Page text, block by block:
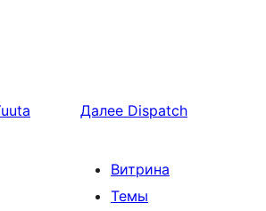
Далее Dispatch
Витрина
Темы